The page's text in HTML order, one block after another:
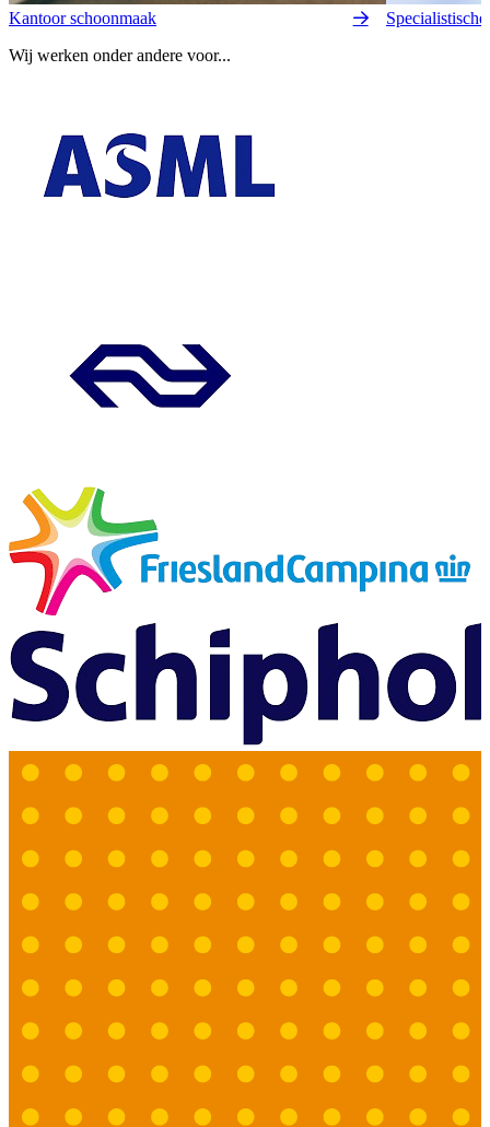
Kantoor schoonmaak
Wij werken onder andere voor...